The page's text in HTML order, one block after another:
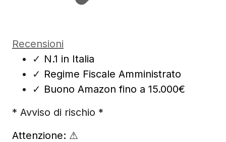
Recensioni
✓ N.1 in Italia
✓ Regime Fiscale Amministrato
✓ Buono Amazon fino a 15.000€
* Avviso di rischio *
Attenzione: ⚠